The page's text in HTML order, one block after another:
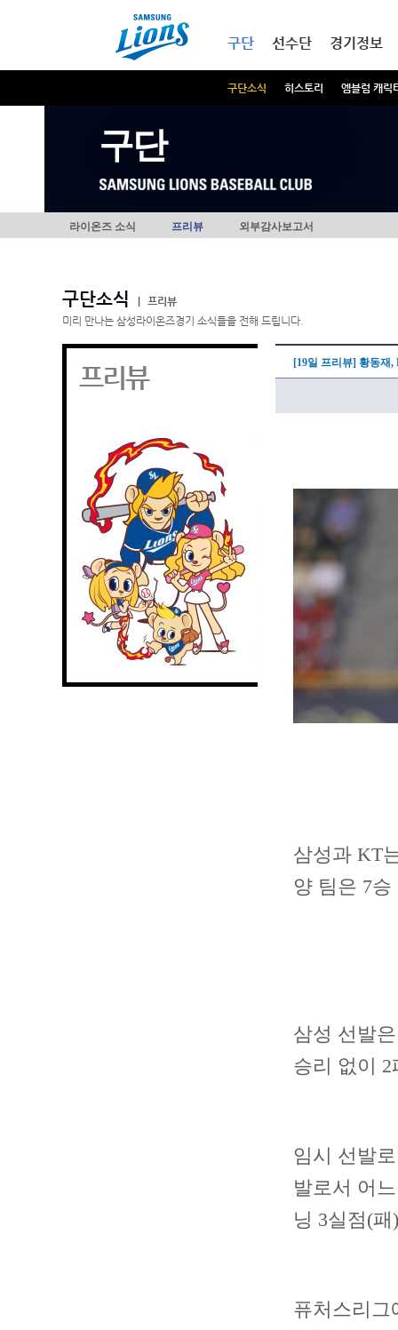
구단
구단소식 히스토리 엠블럼 캐릭
선수단 경기정보
구단
라이온즈 소식 프리뷰 외부감사보고서
구단소식
프리뷰
미리 만나는 삼성라이온즈경기 소식들을 전해 드립니다.
프리뷰 [19일 프리뷰] 황동재
삼성과 KT
양 팀은 7
삼성 선발
승리 없이
임시 선발
발로서 어
닝 3실점(
퓨처스리그